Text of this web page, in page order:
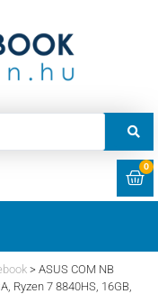
0
> ASUS COM NB
Ryzen 7 8840HS, 16GB,